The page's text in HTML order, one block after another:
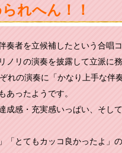
れへん！！
者を立候補したという合唱
ノリの演奏を披露して立派に
れの演奏に「かなり上手な伴
あったようです。
成感・充実感いっぱい、そし
「とてもカッコ良かったよ」